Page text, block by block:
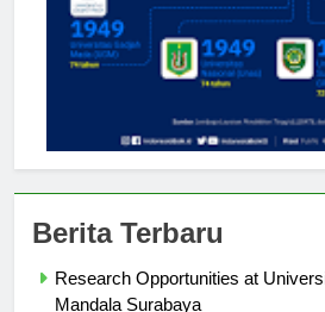
Research Opportunities at